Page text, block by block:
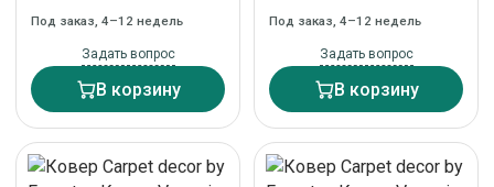
Под заказ, 4–12 недель
Задать вопрос
В корзину
Под заказ, 4–12 недель
Задать вопрос
В корзину